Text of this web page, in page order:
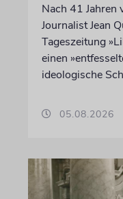
Nach 41 Jahren
Journalist Jean
Tageszeitung
einen
ideologische
05.08.2026